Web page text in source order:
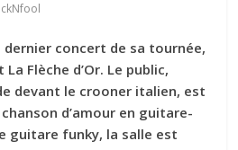
dernier concert de sa tournée,
Flèche d’Or. Le public,
devant le crooner italien, est
d’amour en guitare-
guitare funky, la salle est